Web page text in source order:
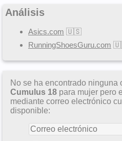
Análisis
Asics.com 🇺🇸
RunningShoesGuru.com
No se ha encontrado ninguna
Cumulus 18 para mujer pero
mediante correo electrónico
disponible: